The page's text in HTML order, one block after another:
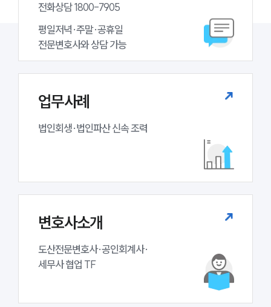
업무사례
주요 업무사례
사례분석/최신동향
법률정보
법률지식인
업무분야
법인회생파산전문변호사
언론보도
전화상담 1800-7905
평일저녁·주말·공휴일
전문변호사와 상담 가능
업무사례
법인회생·법인파산 신속 조력
변호사소개
도산전문변호사·공인회계사·
세무사 협업 TF